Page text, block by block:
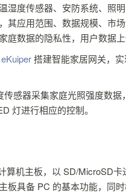
湿度传感器、安防系统、照
其应用范围、数据规模、市
数据的隐私性，用户数据
eKuiper搭建智能家居网关，
感器采集家庭光照强度数
灯进行相应的控制。
算机主板，以 SD/MicroSD
板具备 PC 的基本功能，同